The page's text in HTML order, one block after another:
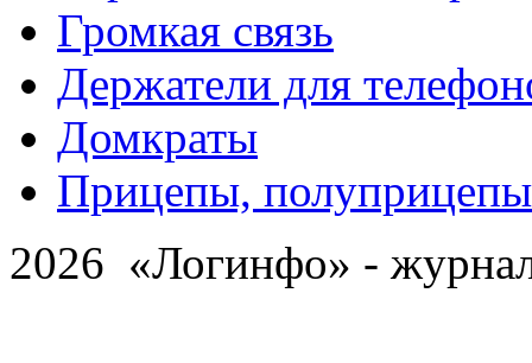
Громкая связь
Держатели для
Домкраты
Прицепы, полуприцепы
2026 «Логинфо» -